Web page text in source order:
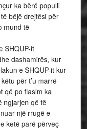
ka bërë populli
bëjë drejtësi për
mund të
SHQUP-it
dashamirës, kur
e SHQUP-it kur
për t’u marrë
që po flasim ka
ngjarjen që të
një rrugë e
ketë parë përveç